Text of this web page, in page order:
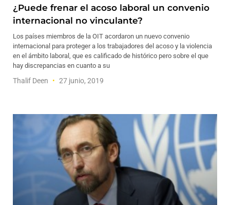
¿Puede frenar el acoso laboral un convenio
internacional no vinculante?
Los países miembros de la OIT acordaron un nuevo convenio
internacional para proteger a los trabajadores del acoso y la violencia
en el ámbito laboral, que es calificado de histórico pero sobre el que
hay discrepancias en cuanto a su
Thalif Deen 27 junio, 2019